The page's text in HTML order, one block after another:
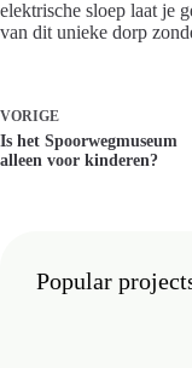
elektrische sloep laat je
van dit unieke dorp
VORIGE
Is het Spoorwegmuseum
alleen voor kinderen?
Popular